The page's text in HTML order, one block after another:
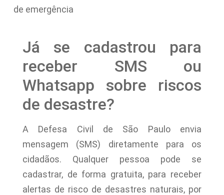
de emergência
Já se cadastrou para
receber SMS ou
Whatsapp sobre riscos
de desastre?
A Defesa Civil de São Paulo envia
mensagem (SMS) diretamente para os
cidadãos. Qualquer pessoa pode se
cadastrar, de forma gratuita, para receber
alertas de risco de desastres naturais, por